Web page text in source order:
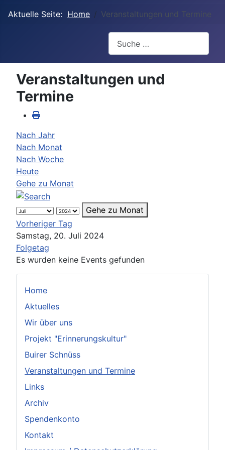
Aktuelle Seite: Home Veranstaltungen und Termine
Home
Aktuelles
Wir über uns
Projekt "Erinnerungskultur"
Buirer Schnüss
Veranstaltungen und Termine
Links
Archiv
Spendenkonto
Kontakt
Veranstaltungen und
Termine
Nach Jahr
Nach Monat
Nach Woche
Heute
Gehe zu Monat
Gehe zu Monat
Vorheriger Tag
Samstag, 20. Juli 2024
Folgetag
Es wurden keine Events gefunden